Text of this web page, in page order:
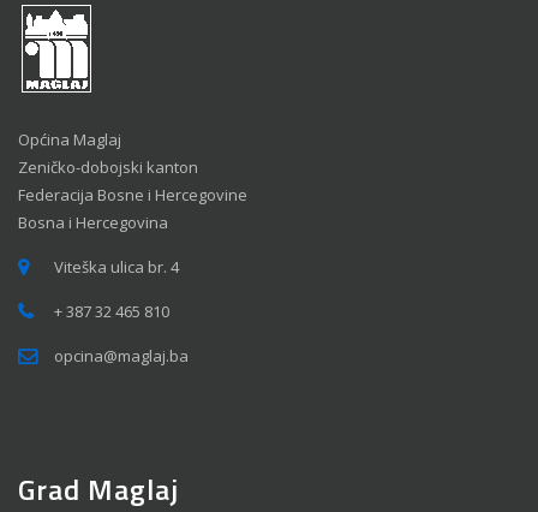
Općina Maglaj
Zeničko-dobojski kanton
Federacija Bosne i Hercegovine
Bosna i Hercegovina
Viteška ulica br. 4
+ 387 32 465 810
opcina@maglaj.ba
Grad Maglaj